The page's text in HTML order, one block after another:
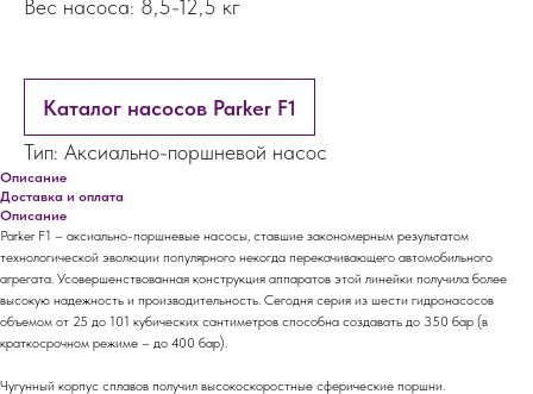
Вес насоса: 8,5-12,5 кг
Каталог насосов Parker F1
Тип: Аксиально-поршневой насос
Описание
Доставка и оплата
Описание
Parker F1 – аксиально-поршневые насосы, ставшие закономерным результатом
технологической эволюции популярного некогда перекачивающего автомобильного
агрегата. Усовершенствованная конструкция аппаратов этой линейки получила более
высокую надежность и производительность. Сегодня серия из шести гидронасосов
объемом от 25 до 101 кубических сантиметров способна создавать до 350 бар (в
краткосрочном режиме – до 400 бар).
Чугунный корпус сплавов получил высокоскоростные сферические поршни.